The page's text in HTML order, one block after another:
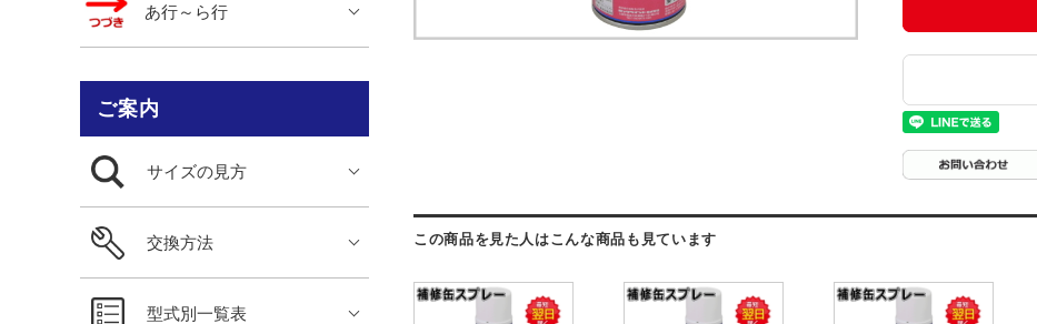
この商品を見た人はこんな商品も見ています
あ行～ら行
ご案内
サイズの見方
交換方法
型式別一覧表